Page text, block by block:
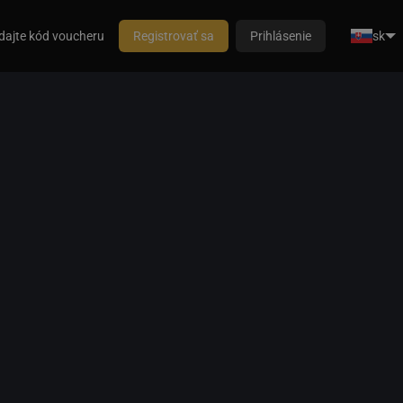
kód voucheru Registrovať sa Prihlásenie sk